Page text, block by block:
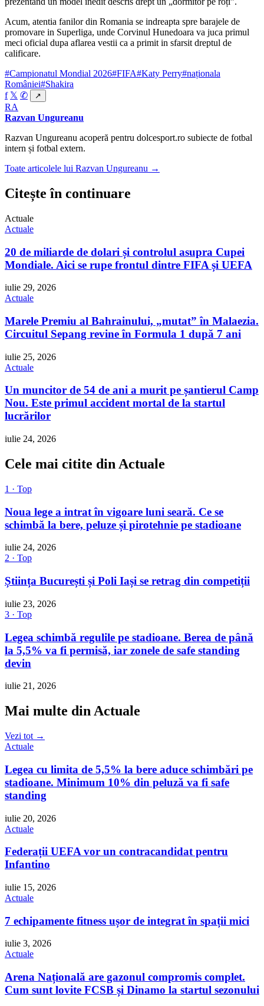
Acum, atentia fanilor din Romania se indreapta spre barajele de
promovare in Superliga, unde Corvinul Hunedoara va juca primul
meci oficial dupa aflarea vestii ca a primit in sfarsit dreptul de
calificare.
#Campionatul Mondial 2026#FIFA#Katy Perry#naționala
României#Shakira
f 𝕏 ✆ ↗
RA
Razvan Ungureanu
Razvan Ungureanu acoperă pentru dolcesport.ro subiecte de fotbal
intern și fotbal extern.
Toate articolele lui Razvan Ungureanu →
Citește în continuare
Actuale
Actuale
20 de miliarde de dolari și controlul asupra Cupei
Mondiale. Aici se rupe frontul dintre FIFA și UEFA
iulie 29, 2026
Actuale
Marele Premiu al Bahrainului, „mutat” în Malaezia.
Circuitul Sepang revine în Formula 1 după 7 ani
iulie 25, 2026
Actuale
Un muncitor de 54 de ani a murit pe șantierul Camp
Nou. Este primul accident mortal de la startul
lucrărilor
iulie 24, 2026
Cele mai citite din Actuale
1 · Top
Noua lege a intrat în vigoare luni seară. Ce se
schimbă la bere, peluze și pirotehnie pe stadioane
iulie 24, 2026
2 · Top
Știința București și Poli Iași se retrag din competiții
iulie 23, 2026
3 · Top
Legea schimbă regulile pe stadioane. Berea de până
la 5,5% va fi permisă, iar zonele de safe standing
devin
iulie 21, 2026
Mai multe din Actuale
Vezi tot →
Actuale
Legea cu limita de 5,5% la bere aduce schimbări pe
stadioane. Minimum 10% din peluză va fi safe
standing
iulie 20, 2026
Actuale
Federații UEFA vor un contracandidat pentru
Infantino
iulie 15, 2026
Actuale
7 echipamente fitness ușor de integrat în spații mici
iulie 3, 2026
Actuale
Arena Națională are gazonul compromis complet.
Cum sunt lovite FCSB și Dinamo la startul sezonului